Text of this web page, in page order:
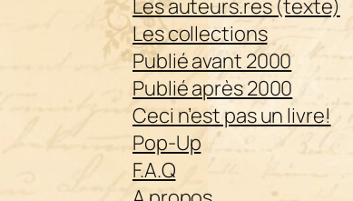
Les auteurs.res (texte)
Les collections
Publié avant 2000
Publié après 2000
Ceci n’est pas un livre!
Pop-Up
F.A.Q